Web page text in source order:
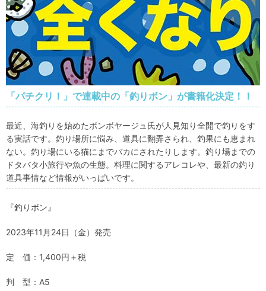
「パチクリ！」で連載中の「釣りボン」が書籍化決定！！
最近、海釣りを始めたボンボヤージュ氏が人見知り全開で釣りをす
る実話です。釣り場所に悩み、道具に翻弄さられ、釣果にも恵まれ
ない。釣り場にいる猫にまでバカにされたりします。釣り場までの
ドタバタ小旅行や魚の生態。料理に関するアレコレや、最新の釣り
道具事情など情報がいっぱいです。
『釣りボン』
2023年11月24日（金）発売
定 価：1,400円＋税
判 型：A5